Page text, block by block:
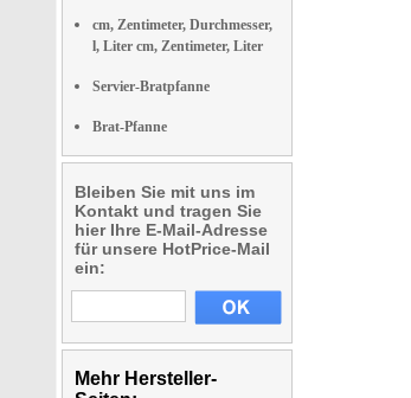
cm, Zentimeter, Durchmesser,
l, Liter cm, Zentimeter, Liter
Servier-Bratpfanne
Brat-Pfanne
Bleiben Sie mit uns im
Kontakt und tragen Sie
hier Ihre E-Mail-Adresse
für unsere HotPrice-Mail
ein:
Mehr Hersteller-